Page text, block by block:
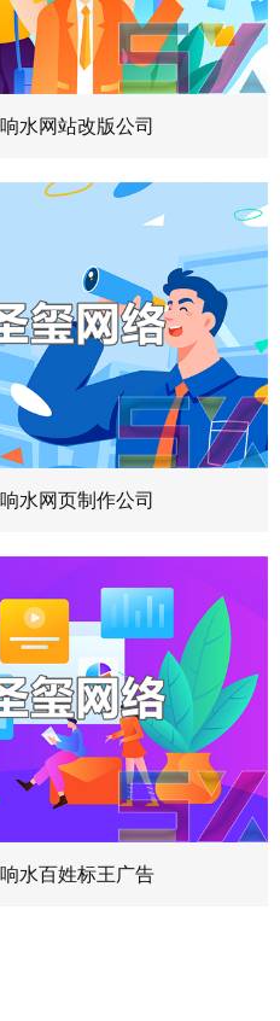
响水网站改版公司
响水网页制作公司
响水百姓标王广告